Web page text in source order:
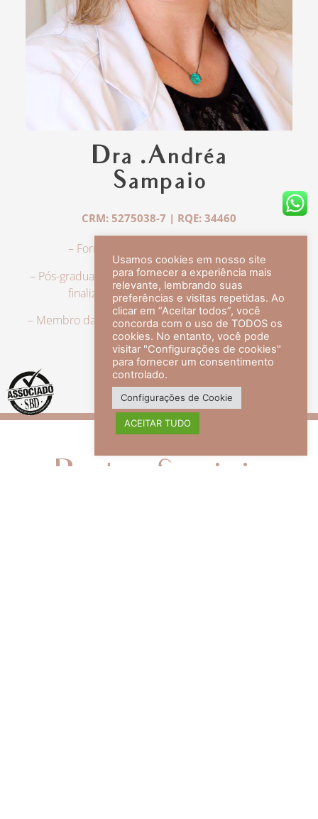
Dra .Andréa
Sampaio
CRM: 5275038-7 | RQE: 34460
– Formação em Medicina pela UFRJ.
– Pós-graduação em Dermatologia pela UFRJ, tendo
finalizado a especialização em 2007.
– Membro da Sociedade Brasileira de Dermatologia,
com título de especialista.
veja mais +
Redes Sociais
Usamos cookies em nosso site
para fornecer a experiência mais
relevante, lembrando suas
preferências e visitas repetidas. Ao
clicar em “Aceitar todos”, você
concorda com o uso de TODOS os
cookies. No entanto, você pode
visitar "Configurações de cookies"
para fornecer um consentimento
controlado.
Configurações de Cookie
ACEITAR TUDO